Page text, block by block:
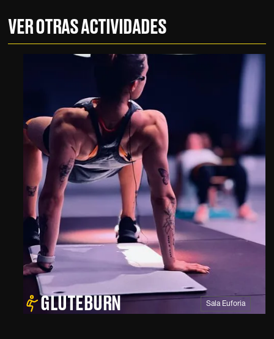
VEROTRASACT V DAD ES
GLUTEBURN Sala Euforia